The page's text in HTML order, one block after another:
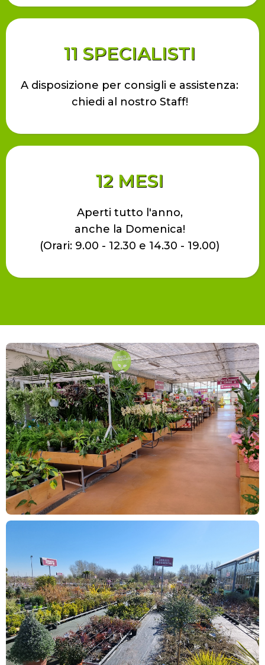
11 SPECIALISTI
A disposizione per consigli e assistenza:
chiedi al nostro Staff!
12 MESI
Aperti tutto l'anno,
anche la Domenica!
(Orari: 9.00 - 12.30 e 14.30 - 19.00)